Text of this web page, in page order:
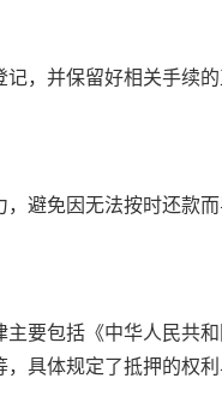
，并保留好相关手续的
避免因无法按时还款而
主要包括《中华人民共
，具体规定了抵押的权